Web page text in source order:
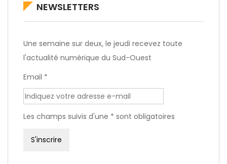
NEWSLETTERS
Une semaine sur deux, le jeudi recevez toute
l'actualité numérique du Sud-Ouest
Email *
Les champs suivis d'une * sont obligatoires